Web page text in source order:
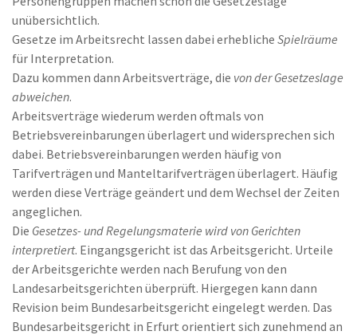
unübersichtlich.
Gesetze im Arbeitsrecht lassen dabei erhebliche Spielräume
für Interpretation.
Dazu kommen dann Arbeitsverträge, die von der Gesetzeslage
abweichen.
Arbeitsverträge wiederum werden oftmals von
Betriebsvereinbarungen überlagert und widersprechen sich
dabei. Betriebsvereinbarungen werden häufig von
Tarifverträgen und Manteltarifverträgen überlagert. Häufig
werden diese Verträge geändert und dem Wechsel der Zeiten
angeglichen.
Die Gesetzes- und Regelungsmaterie wird von Gerichten
interpretiert. Eingangsgericht ist das Arbeitsgericht. Urteile
der Arbeitsgerichte werden nach Berufung von den
Landesarbeitsgerichten überprüft. Hiergegen kann dann
Revision beim Bundesarbeitsgericht eingelegt werden. Das
Bundesarbeitsgericht in Erfurt orientiert sich zunehmend an